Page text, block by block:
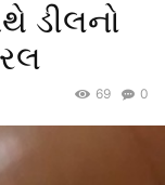
ડીલનો
0
69